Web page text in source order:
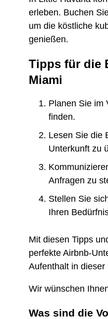
erleben. Buchen
um die köstliche
genießen.
Tipps für die
Miami
Planen Sie im
finden.
Lesen Sie die
Unterkunft zu
Anfragen zu
Stellen Sie
Ihren
Mit diesen Tipps
perfekte Airbnb-
Aufenthalt in
Wir wünschen
Was sind die